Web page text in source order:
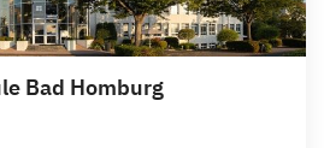
Bad Homburg